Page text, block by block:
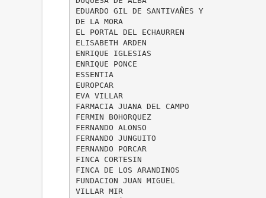
EDUARDO GIL DE SANTIVAÑES Y
DE LA MORA
EL PORTAL DEL ECHAURREN
ELISABETH ARDEN
ENRIQUE IGLESIAS
ENRIQUE PONCE
ESSENTIA
EUROPCAR
EVA VILLAR
FARMACIA JUANA DEL CAMPO
FERMIN BOHORQUEZ
FERNANDO ALONSO
FERNANDO JUNGUITO
FERNANDO PORCAR
FINCA CORTESIN
FINCA DE LOS ARANDINOS
FUNDACION JUAN MIGUEL
VILLAR MIR